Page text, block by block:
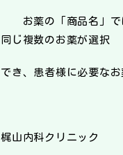
お薬の「商品名」では
同じ複数のお薬が選択
でき、患者様に必要な
梶山内科クリニック